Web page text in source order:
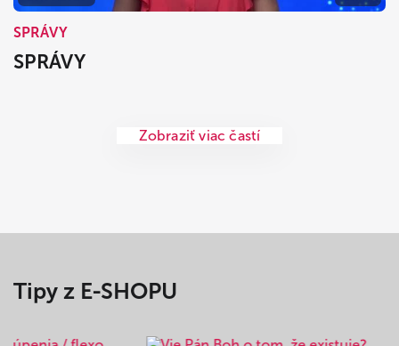
SPRÁVY
SPRÁVY
Zobraziť viac častí
Tipy z E-SHOPU